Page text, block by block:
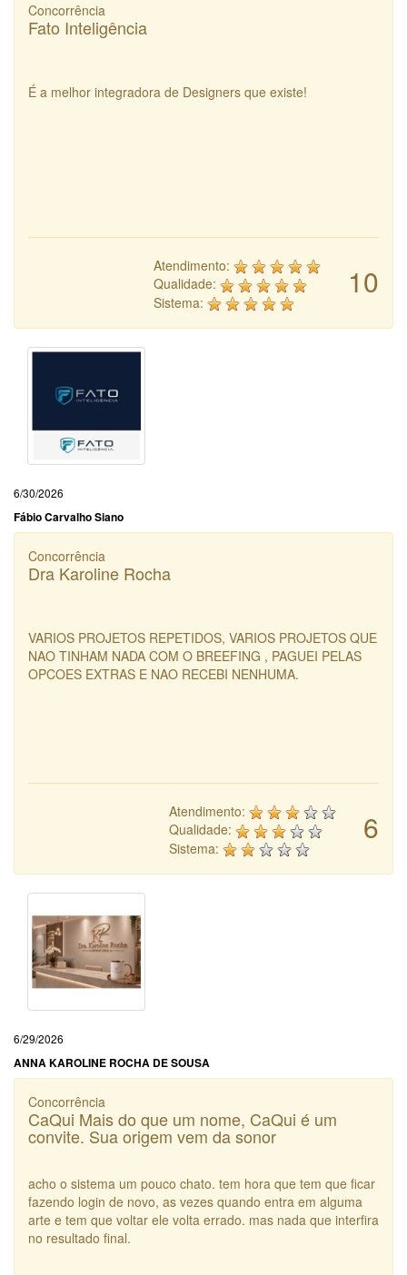
Concorrência
Fato Inteligência
É a melhor integradora de Designers que existe!
10
Atendimento:
Qualidade:
Sistema:
6/30/2026
Fábio Carvalho Siano
Concorrência
Dra Karoline Rocha
VARIOS PROJETOS REPETIDOS, VARIOS PROJETOS QUE
NAO TINHAM NADA COM O BREEFING , PAGUEI PELAS
OPCOES EXTRAS E NAO RECEBI NENHUMA.
6
Atendimento:
Qualidade:
Sistema:
6/29/2026
ANNA KAROLINE ROCHA DE SOUSA
Concorrência
CaQui Mais do que um nome, CaQui é um
convite. Sua origem vem da sonor
acho o sistema um pouco chato. tem hora que tem que ficar
fazendo login de novo, as vezes quando entra em alguma
arte e tem que voltar ele volta errado. mas nada que interfira
no resultado final.